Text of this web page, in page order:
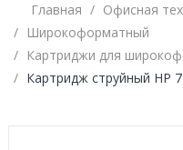
Главная Офисная
Широкоформатный
Картриджи для
Картридж струйный HP